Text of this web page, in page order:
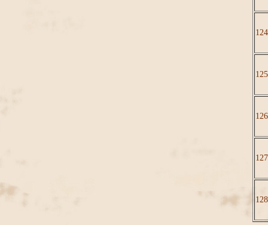
124
125
126
127
128